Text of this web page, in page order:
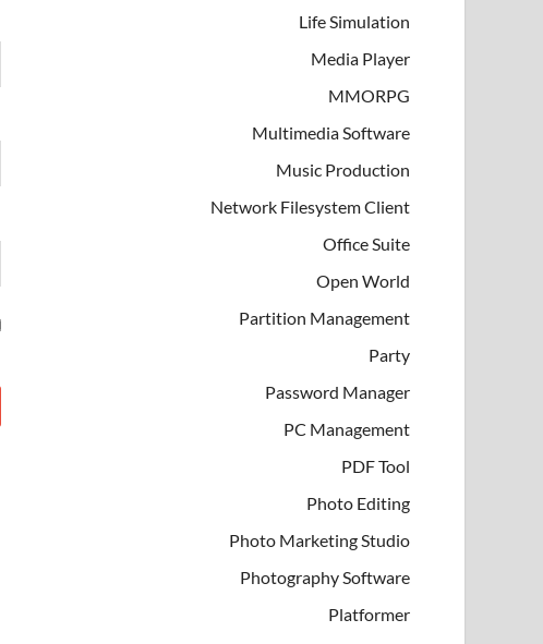
Life Simulation
Media Player
MMORPG
Multimedia Software
Music Production
Network Filesystem Client
Office Suite
Open World
Partition Management
Party
Password Manager
PC Management
PDF Tool
Photo Editing
Photo Marketing Studio
Photography Software
Platformer